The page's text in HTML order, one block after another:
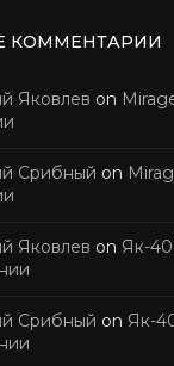
КОММЕНТАРИИ
Яковлев on
Срибный on
Яковлев on Як-
Срибный on Як-